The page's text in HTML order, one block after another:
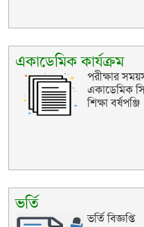
একাডেমিক কার্যক্রম
পরীক্ষার
একাডেমিক
শিক্ষা বর্ষপঞ্জি
ভর্তি
ভর্তি বিজ্ঞপ্তি